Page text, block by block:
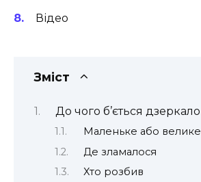
Відео
Зміст
До чого б’ється дзеркало
Маленьке або велике
Де зламалося
Хто розбив